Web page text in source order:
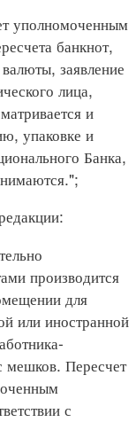
уполномоченным
банкнот,
заявление
лица,
и
упаковке и
Банка,
производится
для
или иностранной
мешков. Пересчет
с